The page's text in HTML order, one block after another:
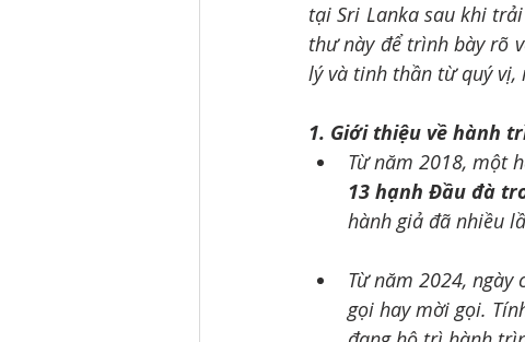
tại Sri Lanka sau khi
thư này để trình bày rõ
lý và tinh thần từ quý
1. Giới thiệu về hành
Từ năm 2018, một
13 hạnh Đầu đà
hành giả đã nhiều
Từ năm 2024, ngày
gọi hay mời gọi.